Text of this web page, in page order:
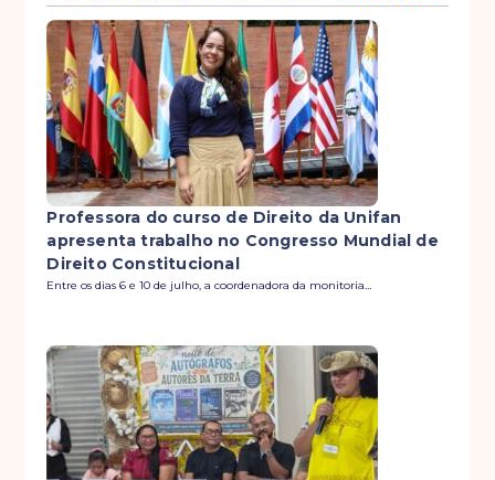
Professora do curso de Direito da Unifan
apresenta trabalho no Congresso Mundial de
Direito Constitucional
Entre os dias 6 e 10 de julho, a coordenadora da monitoria…